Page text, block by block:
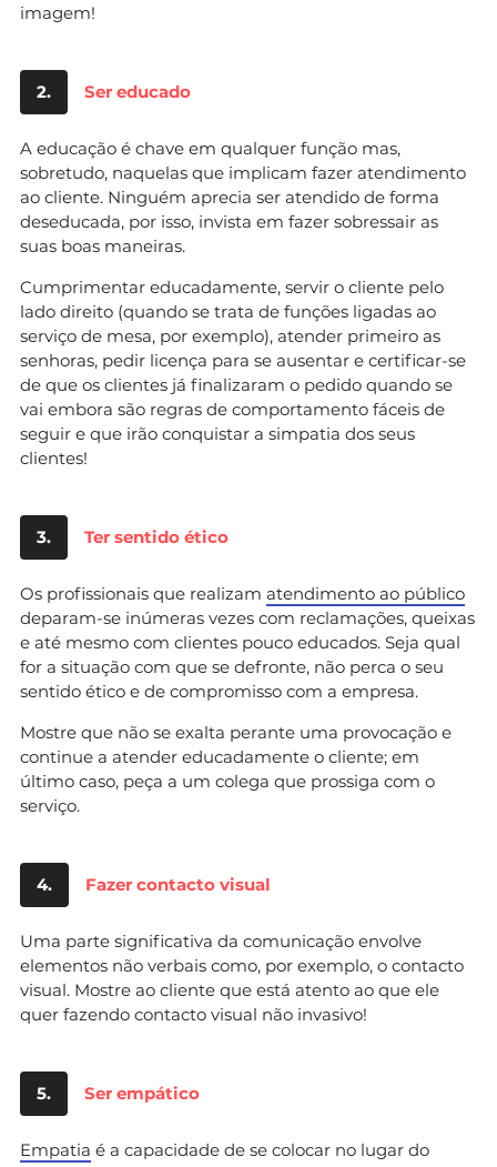
imagem!
2. Ser educado
A educação é chave em qualquer função mas,
sobretudo, naquelas que implicam fazer atendimento
ao cliente. Ninguém aprecia ser atendido de forma
deseducada, por isso, invista em fazer sobressair as
suas boas maneiras.
Cumprimentar educadamente, servir o cliente pelo
lado direito (quando se trata de funções ligadas ao
serviço de mesa, por exemplo), atender primeiro as
senhoras, pedir licença para se ausentar e certificar-se
de que os clientes já finalizaram o pedido quando se
vai embora são regras de comportamento fáceis de
seguir e que irão conquistar a simpatia dos seus
clientes!
3. Ter sentido ético
Os profissionais que realizam atendimento ao público
deparam-se inúmeras vezes com reclamações, queixas
e até mesmo com clientes pouco educados. Seja qual
for a situação com que se defronte, não perca o seu
sentido ético e de compromisso com a empresa.
Mostre que não se exalta perante uma provocação e
continue a atender educadamente o cliente; em
último caso, peça a um colega que prossiga com o
serviço.
4. Fazer contacto visual
Uma parte significativa da comunicação envolve
elementos não verbais como, por exemplo, o contacto
visual. Mostre ao cliente que está atento ao que ele
quer fazendo contacto visual não invasivo!
5. Ser empático
Empatia é a capacidade de se colocar no lugar do